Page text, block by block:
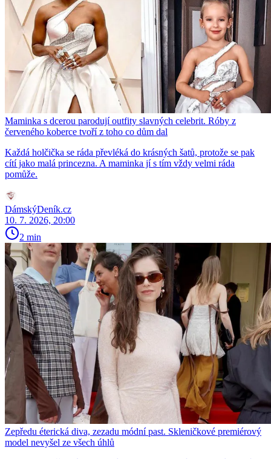
Maminka s dcerou parodují outfity slavných celebrit. Róby z
červeného koberce tvoří z toho co dům dal
Každá holčička se ráda převléká do krásných šatů, protože se pak
cítí jako malá princezna. A maminka jí s tím vždy velmi ráda
pomůže.
DámskýDeník.cz
10. 7. 2026, 20:00
2 min
Zepředu éterická diva, zezadu módní past. Skleničkové premiérový
model nevyšel ze všech úhlů